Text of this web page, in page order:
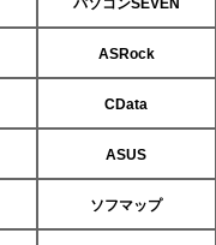
ASRock
CData
ASUS
ソフマップ